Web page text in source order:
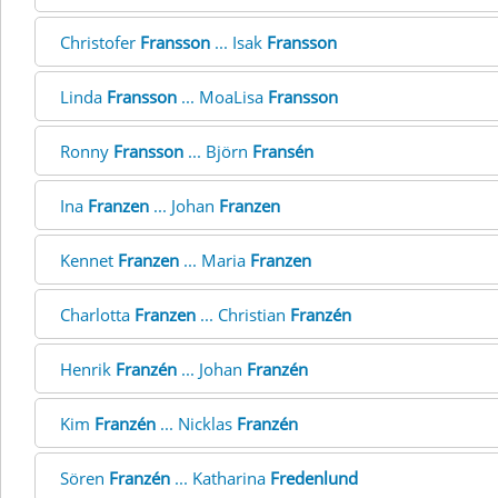
Christofer Fransson ... Isak Fransson
Linda Fransson ... MoaLisa Fransson
Ronny Fransson ... Björn Fransén
Ina Franzen ... Johan Franzen
Kennet Franzen ... Maria Franzen
Charlotta Franzen ... Christian Franzén
Henrik Franzén ... Johan Franzén
Kim Franzén ... Nicklas Franzén
Sören Franzén ... Katharina Fredenlund